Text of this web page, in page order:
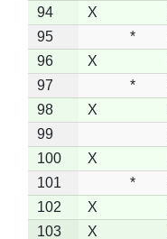
94
X
95
*
96
X
97
*
98
X
99
100
X
101
*
102
X
103
X